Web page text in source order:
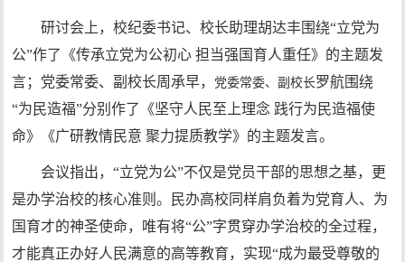
研讨会上，校纪委书记、校长助理胡达丰围绕“立党为
公”作了《传承立党为公初心 担当强国育人重任》的主题发
言；党委常委、副校长周承早，
党委常委、副校长罗航围绕
“为民造福”分别作了《坚守人民至上理念 践行为民造福使
命》《广研教情民意 聚力提质教学》的主题发言。
会议指出，“立党为公”不仅是党员干部的思想之基，更
是办学治校的核心准则。民办高校同样肩负着为党育人、为
国育才的神圣使命，唯有将“公”字贯穿办学治校的全过程，
才能真正办好人民满意的高等教育，实现“成为最受尊敬的